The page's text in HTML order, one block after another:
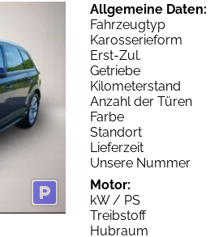
Allgemeine Daten:
Fahrzeugtyp
Karosserieform
Erst-Zul.
Getriebe
Kilometerstand
Anzahl der Türen
Farbe
Standort
Lieferzeit
Unsere Nummer
Motor:
kW / PS
Treibstoff
Hubraum